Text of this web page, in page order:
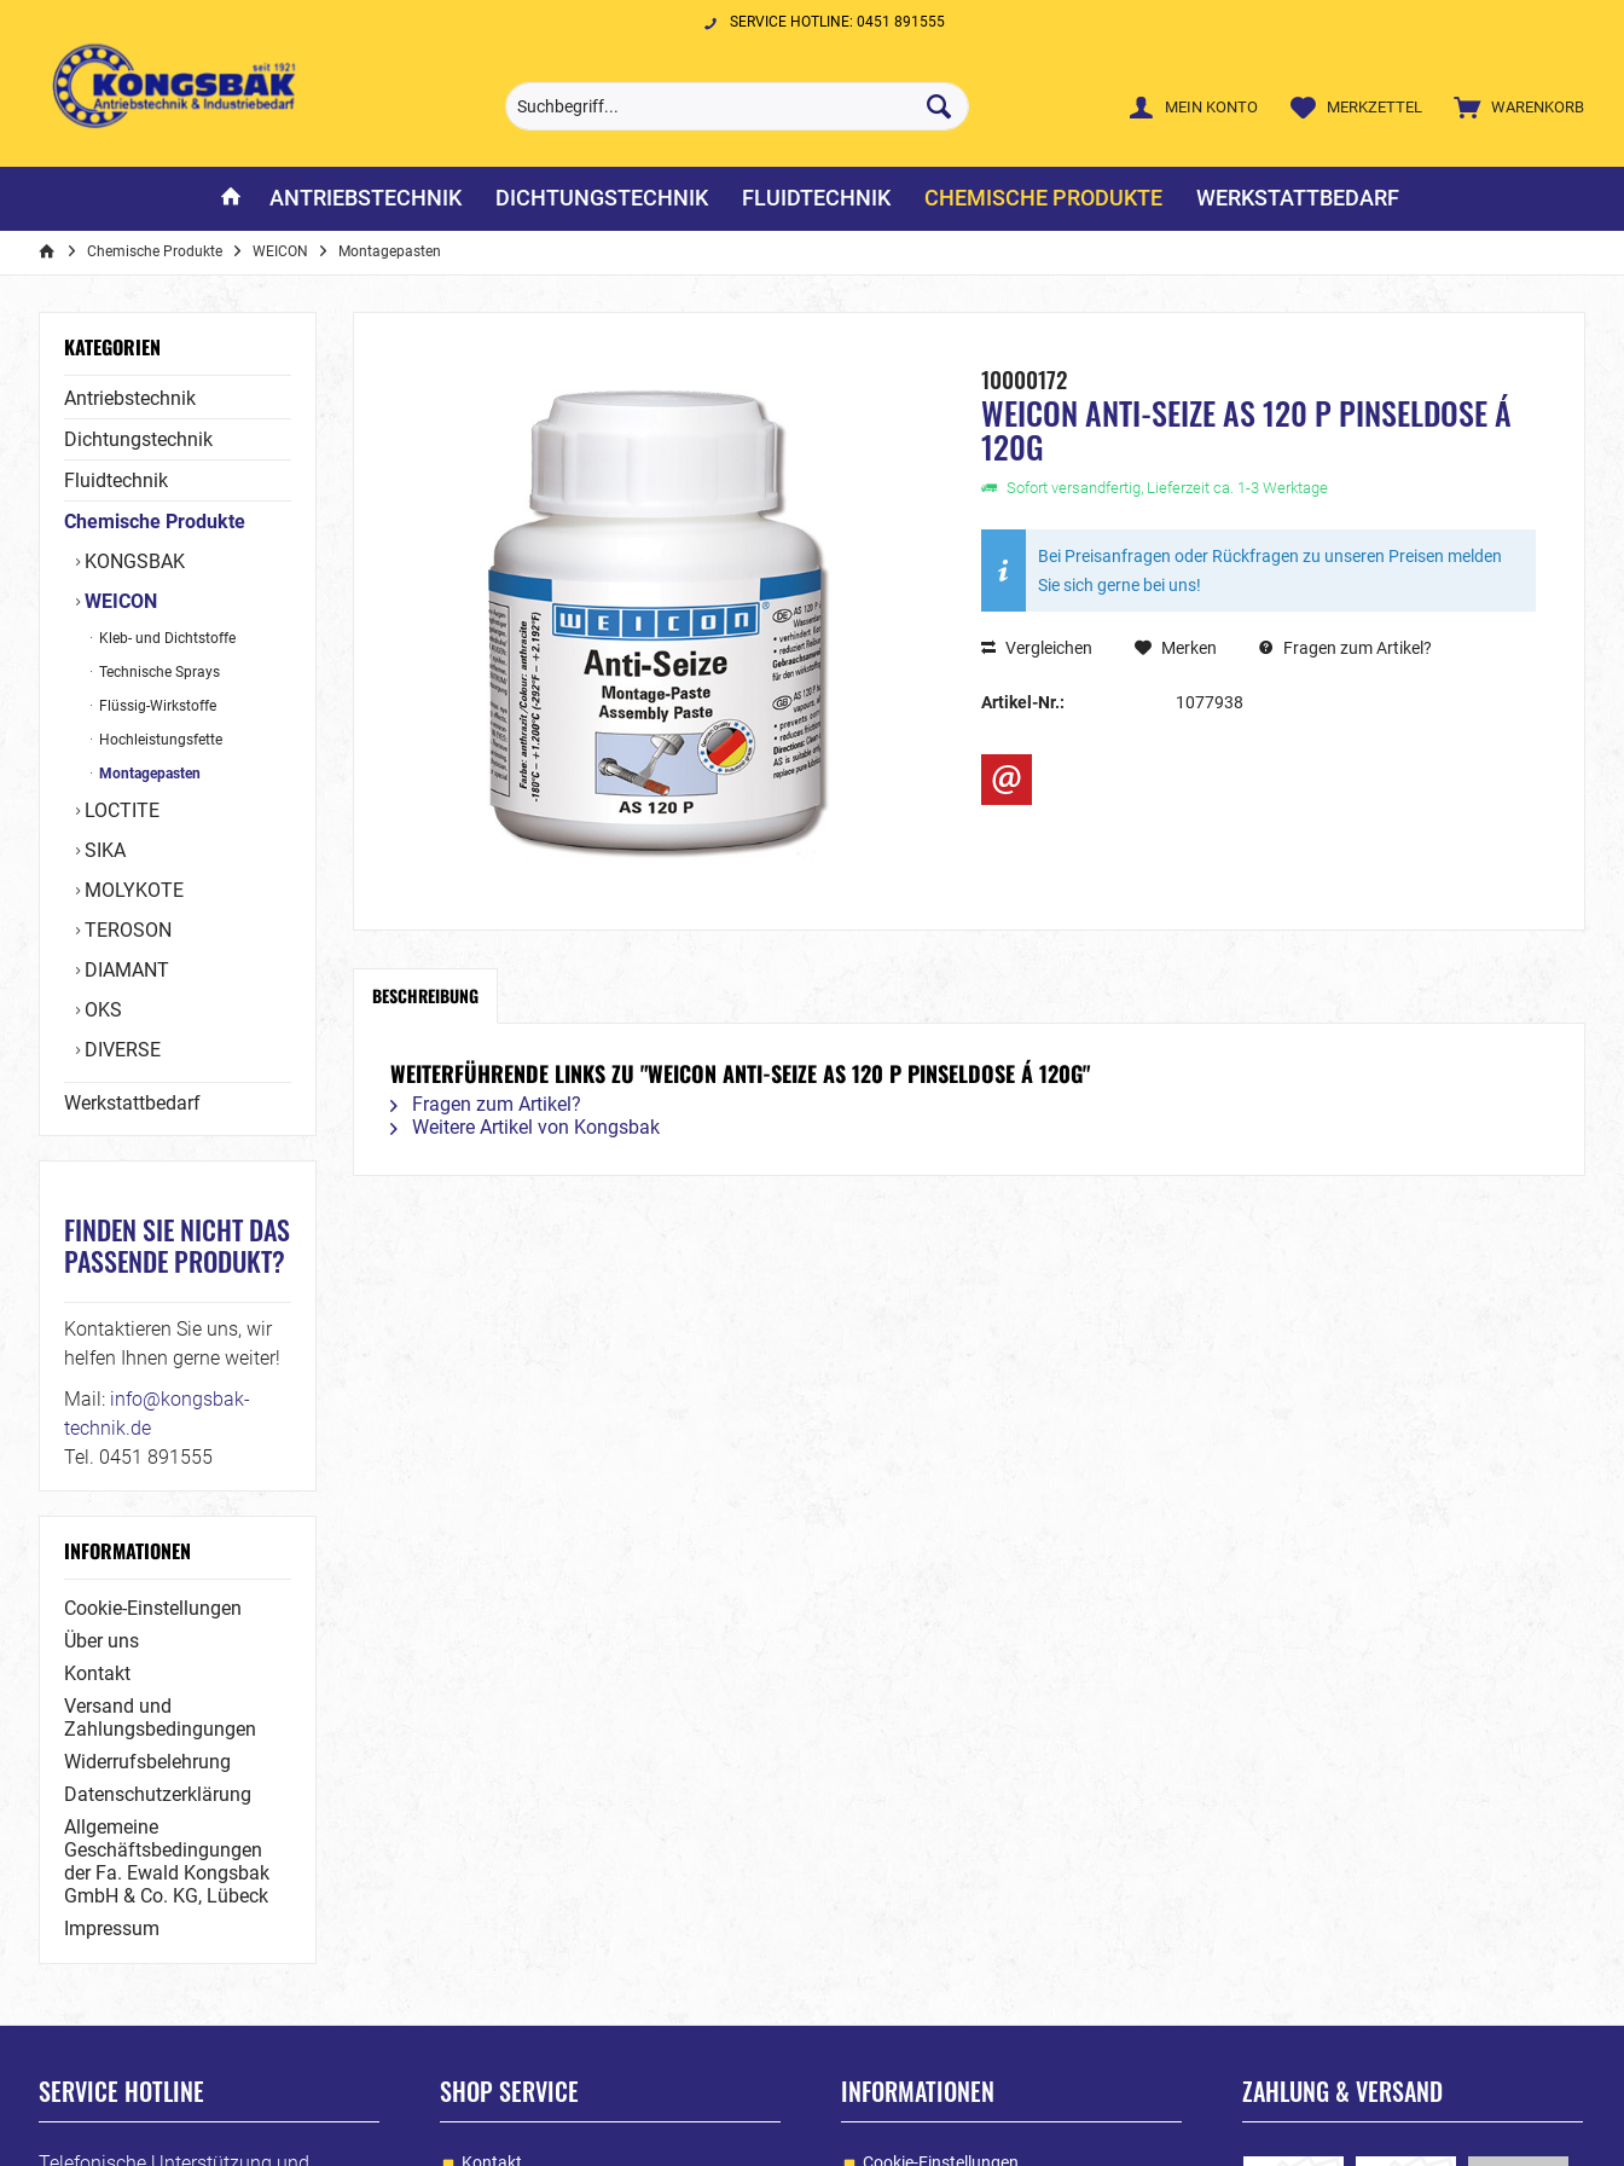
SERVICE HOTLINE: 0451 891555
WARENKORB
MERKZETTEL
MEIN KONTO
ANTRIEBSTECHNIK DICHTUNGSTECHNIK FLUIDTECHNIK CHEMISCHE PRODUKTE WERKSTATTBEDARF
Chemische Produkte WEICON Montagepasten
KATEGORIEN
Antriebstechnik
Dichtungstechnik
Fluidtechnik
Chemische Produkte
KONGSBAK
WEICON
Kleb- und Dichtstoffe
Technische Sprays
Flüssig-Wirkstoffe
Hochleistungsfette
Montagepasten
LOCTITE
SIKA
MOLYKOTE
TEROSON
DIAMANT
OKS
DIVERSE
Werkstattbedarf
FINDEN SIE NICHT DAS
PASSENDE PRODUKT?
Kontaktieren Sie uns, wir
helfen Ihnen gerne weiter!
Mail: info@kongsbak-
technik.de
Tel. 0451 891555
INFORMATIONEN
Cookie-Einstellungen
Über uns
Kontakt
Versand und
Zahlungsbedingungen
Widerrufsbelehrung
Datenschutzerklärung
Allgemeine
Geschäftsbedingungen
der Fa. Ewald Kongsbak
GmbH & Co. KG, Lübeck
Impressum
10000172
WEICON ANTI-SEIZE AS 120 P PINSELDOSE Á
120G
Sofort versandfertig, Lieferzeit ca. 1-3 Werktage
Bei Preisanfragen oder Rückfragen zu unseren Preisen melden
Sie sich gerne bei uns!
Vergleichen Merken Fragen zum Artikel?
Artikel-Nr.: 1077938
BESCHREIBUNG
WEITERFÜHRENDE LINKS ZU "WEICON ANTI-SEIZE AS 120 P PINSELDOSE Á 120G"
Fragen zum Artikel?
Weitere Artikel von Kongsbak
SERVICE HOTLINE SHOP SERVICE
Kontakt
INFORMATIONEN
Cookie-Einstellungen
ZAHLUNG & VERSAND